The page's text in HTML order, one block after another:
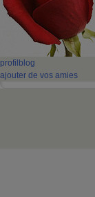
profil blog
ajouter de vos amies